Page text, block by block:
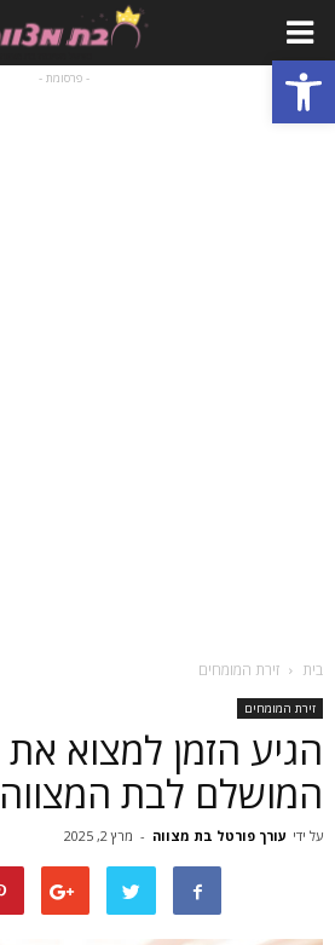
פתח סרגל נגישות - פרסומת -
בית זירת המומחים
זירת המומחים
הגיע הזמן למצוא
המושלם לבת המצווה
על ידי עורך פורטל בת מצווה - מרץ 2, 2025